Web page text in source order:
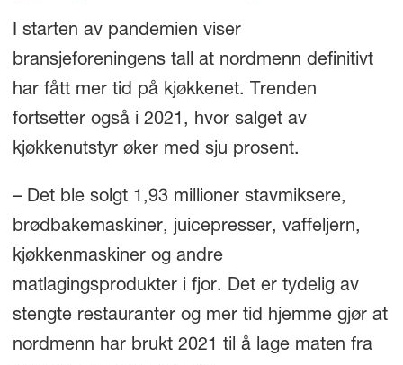
I starten av pandemien viser
bransjeforeningens tall at nordmenn definitivt
har fått mer tid på kjøkkenet. Trenden
fortsetter også i 2021, hvor salget av
kjøkkenutstyr øker med sju prosent.
– Det ble solgt 1,93 millioner stavmiksere,
brødbakemaskiner, juicepresser, vaffeljern,
kjøkkenmaskiner og andre
matlagingsprodukter i fjor. Det er tydelig av
stengte restauranter og mer tid hjemme gjør at
nordmenn har brukt 2021 til å lage maten fra